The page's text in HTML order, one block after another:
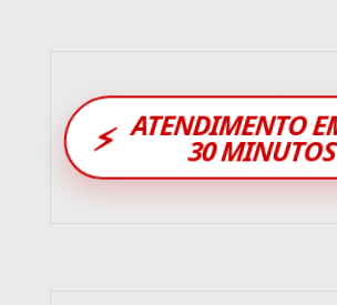
⚡ ATENDIMENTO
30 MINUTOS